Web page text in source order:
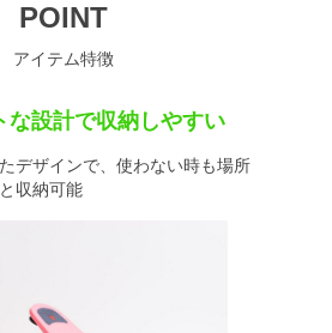
POINT
アイテム特徴
な設計で収納しやすい
デザインで、使わない時も場所
収納可能